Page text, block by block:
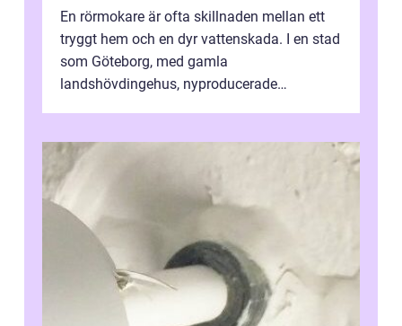
En rörmokare är ofta skillnaden mellan ett
tryggt hem och en dyr vattenskada. I en stad
som Göteborg, med gamla
landshövdingehus, nyproducerade